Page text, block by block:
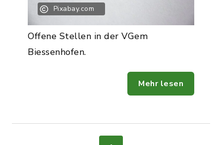
Pixabay.com
Offene Stellen in der VGem
Biessenhofen.
Mehr lesen